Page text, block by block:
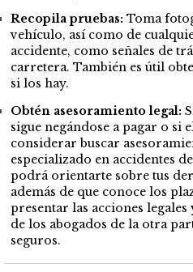
Recopila pruebas: Toma
vehículo, así como de
accidente, como señales de
carretera. También es útil
si los hay.
Obtén asesoramiento legal:
sigue negándose a pagar o si
considerar buscar
especializado en accidentes
podrá orientarte sobre tus
además de que conoce los
presentar las acciones
de los abogados de la otra
seguros.